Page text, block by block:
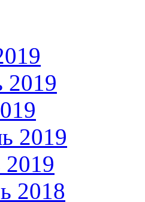
2019
2019
2019
2018